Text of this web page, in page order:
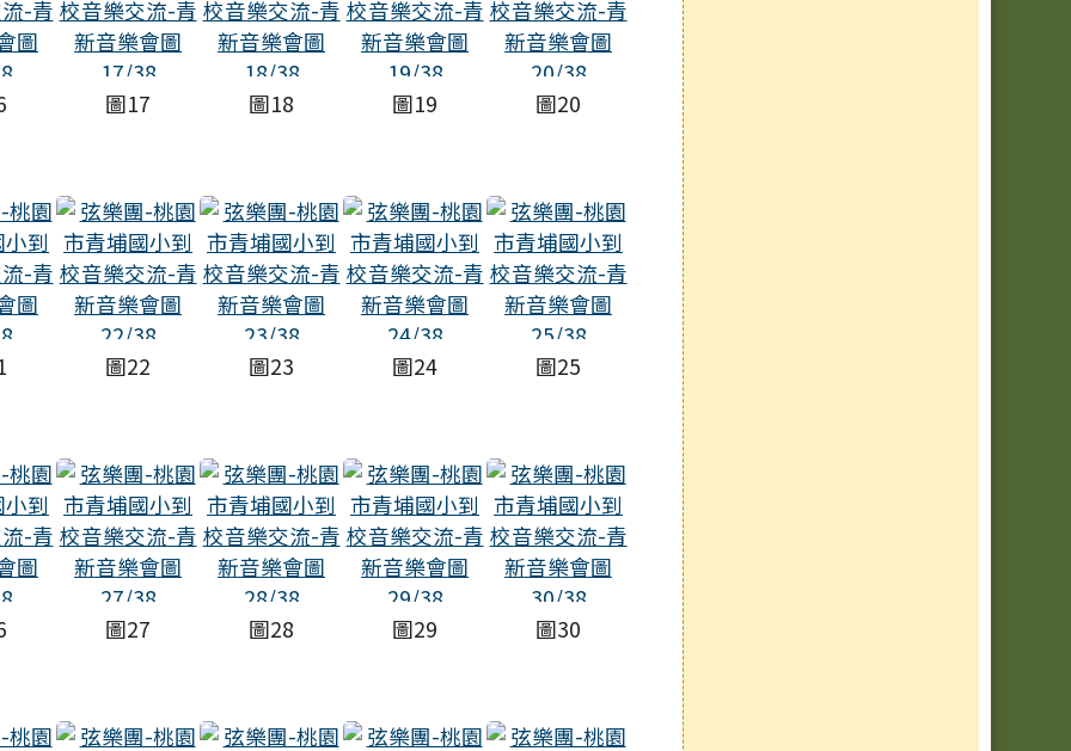
圖17 圖18 圖19 圖20
圖22 圖23 圖24 圖25
圖27 圖28 圖29 圖30